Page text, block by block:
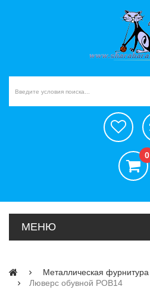
0
МЕНЮ
Металлическая фурнитура
Люверс обувной POB14